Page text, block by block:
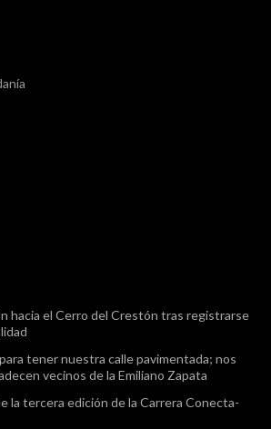
hacia el Cerro del Crestón tras registrarse
tener nuestra calle pavimentada; nos
vecinos de la Emiliano Zapata
la tercera edición de la Carrera Conecta-